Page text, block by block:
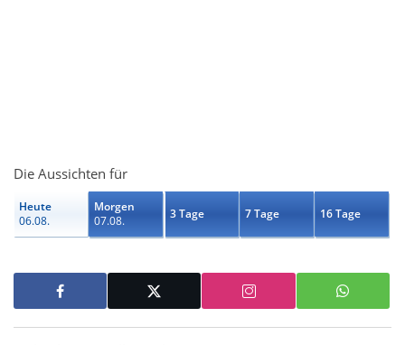
Die Aussichten für
Heute
06.08.
Morgen
07.08.
3 Tage 7 Tage 16 Tage